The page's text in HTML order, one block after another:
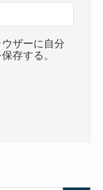
ザーに自分
存する。